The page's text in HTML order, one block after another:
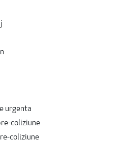
urgenta
coliziune
coliziune